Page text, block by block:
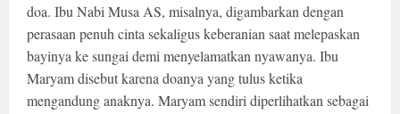
doa. Ibu Nabi Musa AS, misalnya, digambarkan dengan
perasaan penuh cinta sekaligus keberanian saat melepaskan
bayinya ke sungai demi menyelamatkan nyawanya. Ibu
Maryam disebut karena doanya yang tulus ketika
mengandung anaknya. Maryam sendiri diperlihatkan sebagai